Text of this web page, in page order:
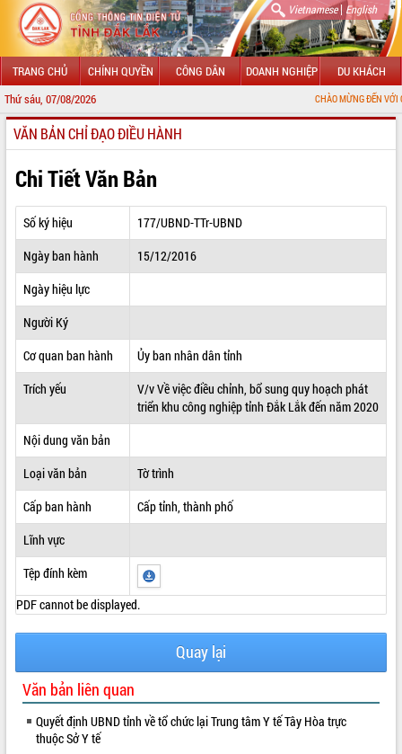
Vietnamese| English
TRANG CHỦ CHÍNH QUYỀN CÔNG DÂN DOANH NGHIỆP DU KHÁCH
Thứ sáu, 07/08/2026 CHÀO MỪNG ĐẾN VỚI CỔNG
GIỚI THIỆU
LÃNH ĐẠO UBND TỈNH
TIN TỨC SỰ KIỆN
SỞ, BAN, NGÀNH
THÔNG TIN CHỈ ĐẠO ĐIỀU HÀNH
HỆ THỐNG VĂN BẢN
VĂN BẢN HĐND TỈNH
ĐIỂM TIN VĂN BẢN
VĂN BẢN CHỈ ĐẠO ĐIỀU HÀNH
Chi Tiết Văn Bản
Số ký hiệu
177/UBND-TTr-UBND
Ngày ban hành
15/12/2016
Ngày hiệu lực
Người Ký
Cơ quan ban hành
Ủy ban nhân dân tỉnh
Trích yếu
V/v Về việc điều chỉnh, bổ sung quy hoạch phát
triển khu công nghiệp tỉnh Đắk Lắk đến năm 2020
Nội dung văn bản
Loại văn bản
Tờ trình
Cấp ban hành
Cấp tỉnh, thành phố
Lĩnh vực
Tệp đính kèm
PDF cannot be displayed.
Quay lại
Văn bản liên quan
Quyết định UBND tỉnh về tổ chức lại Trung tâm Y tế Tây Hòa trực
thuộc Sở Y tế